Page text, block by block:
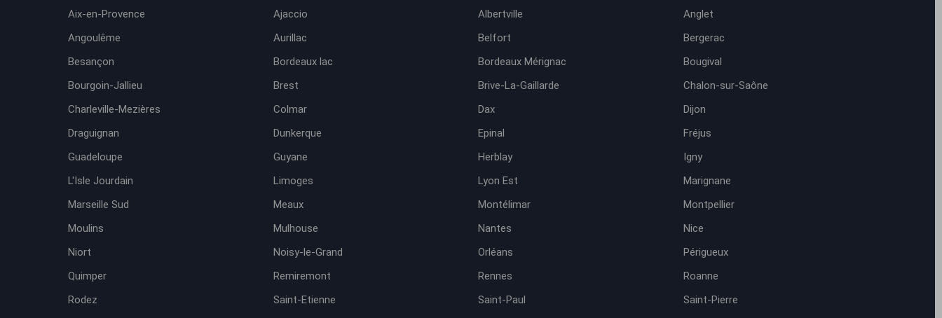
Aix-en-Provence Ajaccio Albertville
Anglet
Angoulême
Aurillac Belfort
Bergerac
Besançon
Bordeaux lac Bordeaux Mérignac
Bougival
Bourgoin-Jallieu
Brest Brive-La-Gaillarde
Chalon-sur-Saône
Charleville-Mezières
Colmar Dax
Dijon
Draguignan
Dunkerque Epinal
Fréjus
Guadeloupe
Guyane Herblay
Igny
L'Isle Jourdain
Limoges Lyon Est
Marignane
Marseille Sud
Meaux Montélimar
Montpellier
Moulins
Mulhouse Nantes
Nice
Niort
Noisy-le-Grand Orléans
Périgueux
Quimper
Remiremont Rennes
Roanne
Rodez
Saint-Etienne Saint-Paul
Saint-Pierre